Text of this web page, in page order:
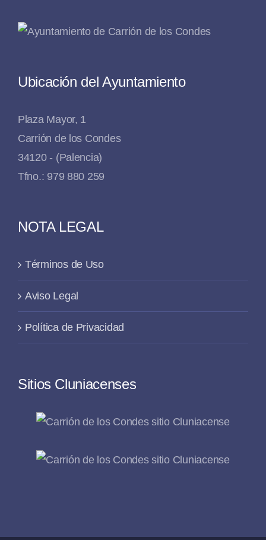
Ubicación del Ayuntamiento
Plaza Mayor, 1
Carrión de los Condes
34120 - (Palencia)
Tfno.: 979 880 259
NOTA LEGAL
Términos de Uso
Aviso Legal
Política de Privacidad
Sitios Cluniacenses